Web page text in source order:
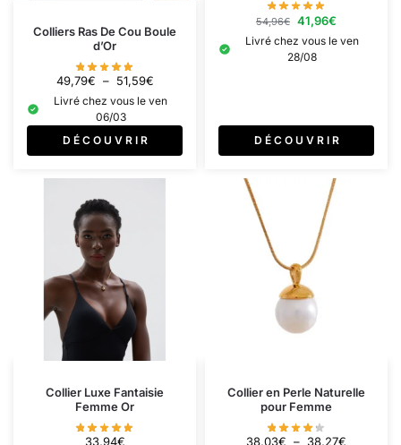
Colliers Ras De Cou Boule
d’Or
49,79€ – 51,59€
Livré chez vous le ven
06/03
D É C O U V R I R
54,96€ 41,96€
Livré chez vous le ven
28/08
D É C O U V R I R
Collier Luxe Fantaisie
Femme Or
33,94€
Collier en Perle Naturelle
pour Femme
38,03€ – 38,27€